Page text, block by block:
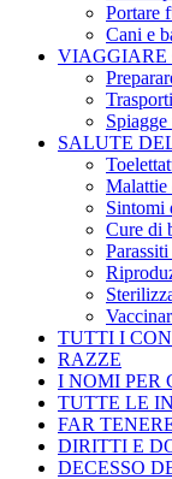
Portare
Cani e
VIAGGIARE
SALUTE
Malattie
Sintomi
Cure di
TUTTI I
RAZZE
I NOMI PER
TUTTE LE
FAR
DIRITTI E
DECESSO